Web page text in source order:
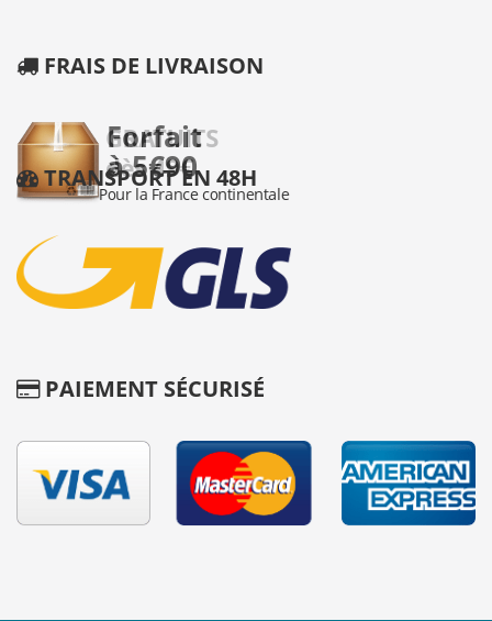
FRAIS DE LIVRAISON
TRANSPORT EN 48H
PAIEMENT SÉCURISÉ